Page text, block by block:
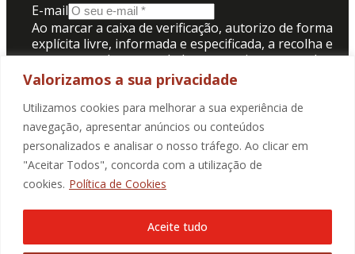
Valorizamos a sua privacidade
Utilizamos cookies para melhorar a sua experiência de
navegação, apresentar anúncios ou conteúdos
personalizados e analisar o nosso tráfego. Ao clicar em
"Aceitar Todos", concorda com a utilização de
cookies. Política de Cookies
Aceite tudo
E-mail
Ao marcar a caixa de verificação, autorizo de forma
explícita livre, informada e especificada, a recolha e
tratamento dos meus dados pessoais para receber
comunicação da Promotorres:
Aceito a Politica de Privacidade.
SUBMETER
@2025 Promotorres EM., Todos os direitos reservados